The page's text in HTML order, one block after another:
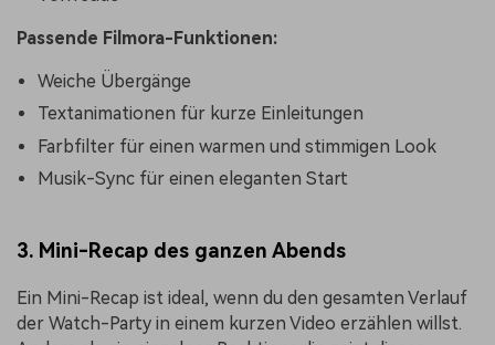
Passende Filmora-Funktionen:
Weiche Übergänge
Textanimationen für kurze Einleitungen
Farbfilter für einen warmen und stimmigen Look
Musik-Sync für einen eleganten Start
3. Mini-Recap des ganzen Abends
Ein Mini-Recap ist ideal, wenn du den gesamten Verlauf
der Watch-Party in einem kurzen Video erzählen willst.